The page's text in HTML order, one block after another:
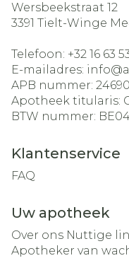
Wersbeekstraat 12
3391 Tielt-Winge
Telefoon: +32 16 63
E-mailadres: info@
APB nummer:
Apotheek titularis:
BTW nummer:
Klantenservice
FAQ
Uw apotheek
Over ons Nuttige
Apotheker van